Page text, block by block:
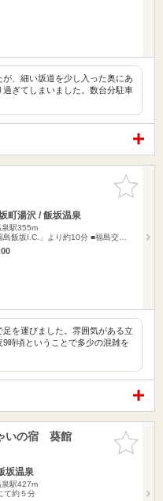
、細い坂道を少し入った奥にあ
ぎてしまいました。数台分駐車
お気に入
りに追加
町湯沢 / 飯坂温泉
泉駅355m
飯坂I.C.」より約10分 ■福島交…
を運びました。雰囲気がある立
時頃ということで多少の混雑を
お気に入
りに追加
いの宿 葵館
坂温泉
泉駅427m
て約５分